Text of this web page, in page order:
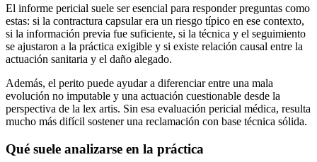
El informe pericial suele ser esencial para responder preguntas como
estas: si la contractura capsular era un riesgo típico en ese contexto,
si la información previa fue suficiente, si la técnica y el seguimiento
se ajustaron a la práctica exigible y si existe relación causal entre la
actuación sanitaria y el daño alegado.
Además, el perito puede ayudar a diferenciar entre una mala
evolución no imputable y una actuación cuestionable desde la
perspectiva de la lex artis. Sin esa evaluación pericial médica, resulta
mucho más difícil sostener una reclamación con base técnica sólida.
Qué suele analizarse en la práctica